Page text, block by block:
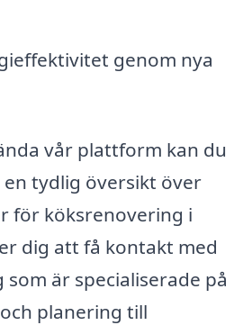
genom nya
vår plattform kan du
tydlig översikt över
för köksrenovering i
dig att få kontakt med
är specialiserade på
planering till